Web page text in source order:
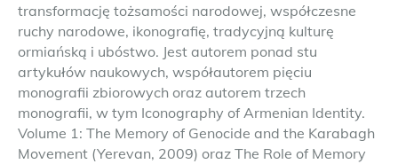
transformację tożsamości narodowej, współczesne
ruchy narodowe, ikonografię, tradycyjną kulturę
ormiańską i ubóstwo. Jest autorem ponad stu
artykułów naukowych, współautorem pięciu
monografii zbiorowych oraz autorem trzech
monografii, w tym Iconography of Armenian Identity.
Volume 1: The Memory of Genocide and the Karabagh
Movement (Yerevan, 2009) oraz The Role of Memory